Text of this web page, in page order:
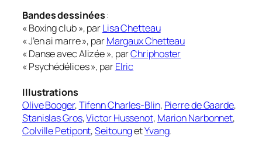
Bandes dessinées:
« Boxing club », parLisa Chetteau
« J’en ai marre », parMargaux Chetteau
« Danse avec Alizée », parChriphoster
« Psychédélices », parElric
Illustrations
Olive Booger,Tifenn Charles-Blin, Pierre de Gaarde,
Stanislas Gros,Victor Hussenot, Marion Narbonnet,
Colville Petipont,SeitoungetYvang.